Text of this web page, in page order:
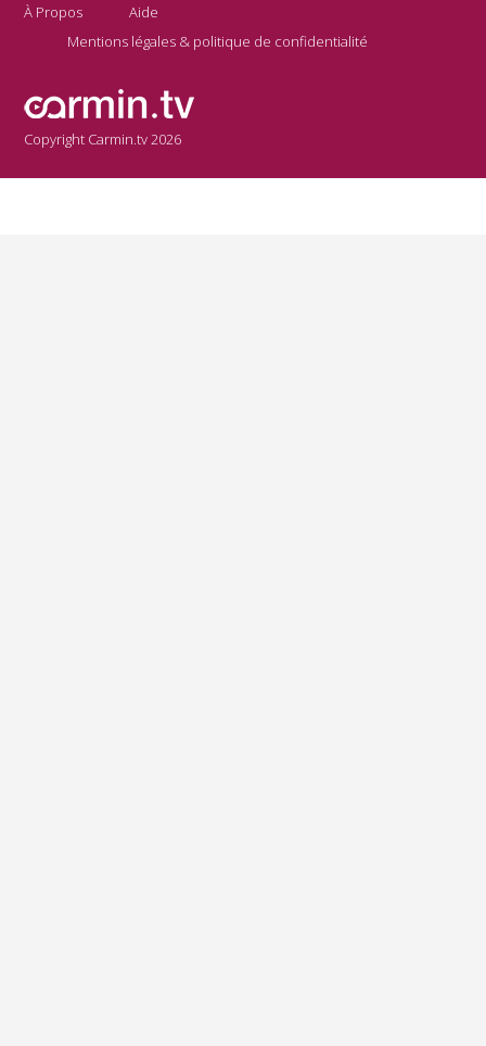
À Propos
Aide
Mentions légales & politique de confidentialité
Copyright Carmin.tv 2026